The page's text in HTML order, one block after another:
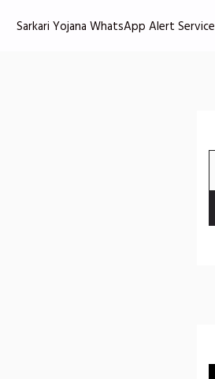
Sarkari Yojana WhatsApp Alert Service